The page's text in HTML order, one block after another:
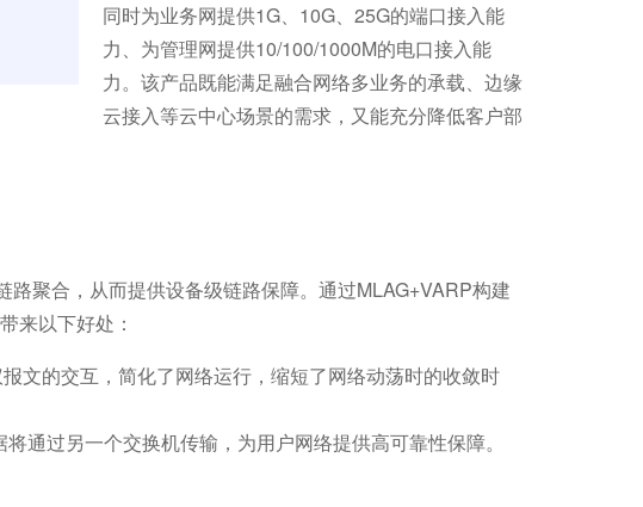
同时为业务网提供1G、10G、25G的端口接入能
力、为管理网提供10/100/1000M的电口接入能
力。该产品既能满足融合网络多业务的承载、边缘
云接入等云中心场景的需求，又能充分降低客户部
聚合，从而提供设备级链路保障。通过MLAG+VARP构建
来以下好处：
文的交互，简化了网络运行，缩短了网络动荡时的收敛时
通过另一个交换机传输，为用户网络提供高可靠性保障。